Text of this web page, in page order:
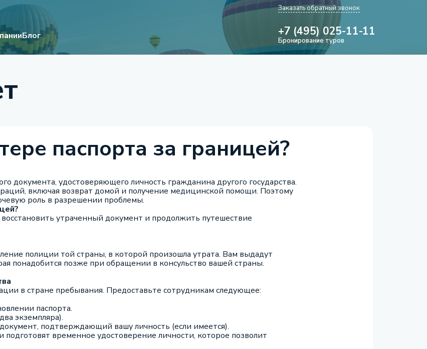
Блог
Заказать обратный звонок
+7 (495) 025-11-11
Бронирование туров
паспорта за границей?
документа, удостоверяющего личность гражданина другого государства.
включая возврат домой и получение медицинской помощи. Поэтому
роль в разрешении проблемы.
утраченный документ и продолжить путешествие
полиции той страны, в которой произошла утрата. Вам выдадут
понадобится позже при обращении в консульство вашей страны.
в стране пребывания. Предоставьте сотрудникам следующее:
паспорта.
экземпляра).
подтверждающий вашу личность (если имеется).
временное удостоверение личности, которое позволит